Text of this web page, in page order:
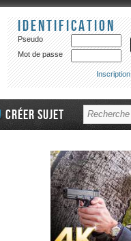
Identification
Pseudo
Mot de passe
Inscription
Créer sujet